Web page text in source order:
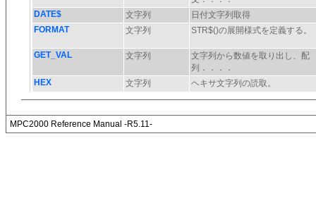
MPC2000 Reference Manual -R5.11-